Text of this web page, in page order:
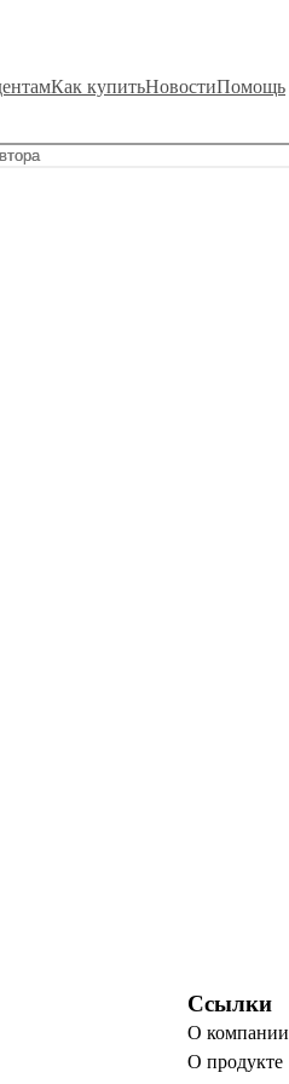
Как купитьНовостиПомощь
Ссылки
О компании
О продукте